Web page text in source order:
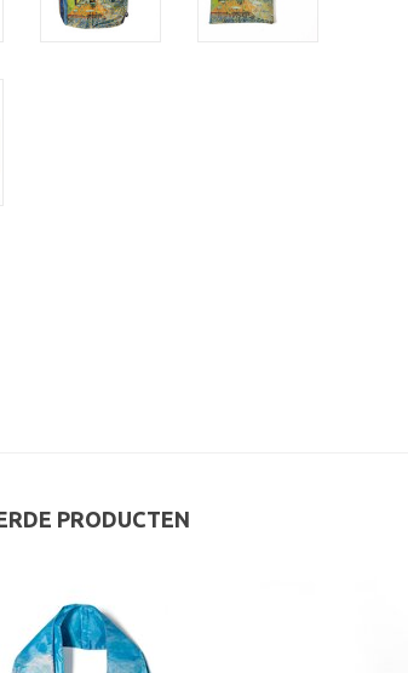
PRODUCTEN